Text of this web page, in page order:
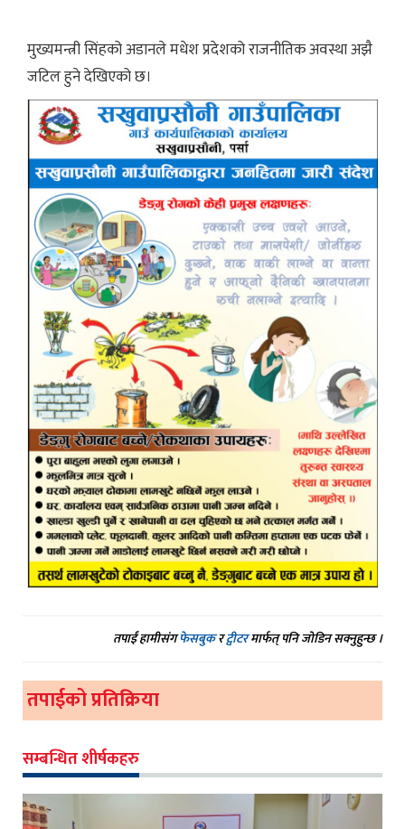
मुख्यमन्त्री सिंहको अडानले मधेश प्रदेशको राजनीतिक अवस्था अझै
जटिल हुने देखिएको छ।
तपाईं हामीसंगफेसबुकरट्वीटरमार्फत् पनि जोडिन सक्नुहुन्छ ।
तपाईको प्रतिक्रिया
सम्बन्धित शीर्षकहरु